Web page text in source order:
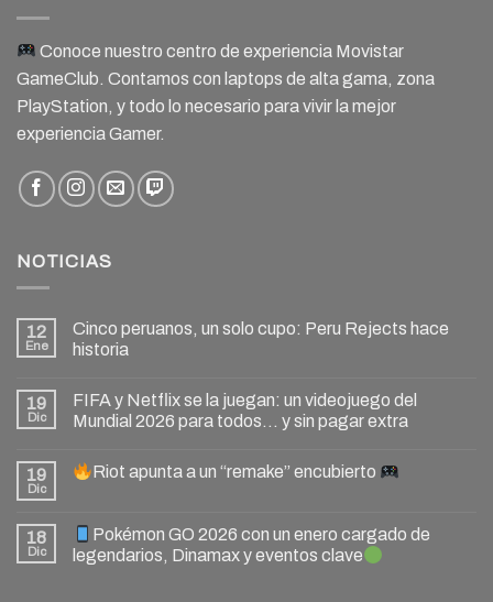
Conoce nuestro centro de experiencia Movistar
GameClub. Contamos con laptops de alta gama, zona
PlayStation, y todo lo necesario para vivir la mejor
experiencia Gamer.
NOTICIAS
12
Ene
Cinco peruanos, un solo cupo: Peru Rejects hace
historia
19
Dic
FIFA y Netflix se la juegan: un videojuego del
Mundial 2026 para todos… y sin pagar extra
19
Dic
Riot apunta a un “remake” encubierto
18
Dic
Pokémon GO 2026 con un enero cargado de
legendarios, Dinamax y eventos clave